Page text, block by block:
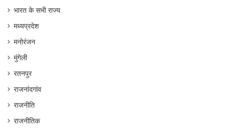
भारत के सभी राज्य
मध्यप्रदेश
मनोरंजन
मुंगेली
रतनपुर
राजनांदगांव
राजनीति
राजनीतिक